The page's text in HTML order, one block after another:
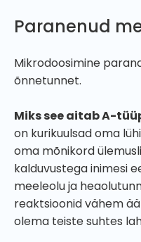
Paranenud
Mikrodoosimine
õnnetunnet.
Miks see aitab A-
on kurikuulsad oma
oma mõnikord
kalduvustega inimesi
meeleolu ja
reaktsioonid vähem
olema teiste suhtes